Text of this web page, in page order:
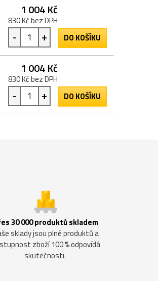
1 004 Kč
830 Kč bez DPH
- + DO KOŠÍKU
1 004 Kč
830 Kč bez DPH
- + DO KOŠÍKU
30 000 produktů skladem
sklady jsou plné produktů a
zboží 100 % odpovídá
skutečnosti.